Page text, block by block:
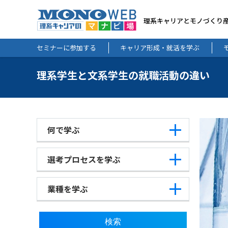
理系キャリアとモノづくり
セミナーに参加する キャリア形成・就活を学ぶ
理系学生と文系学生の就職活動の違い
何で学ぶ
選考プロセスを学ぶ
業種を学ぶ